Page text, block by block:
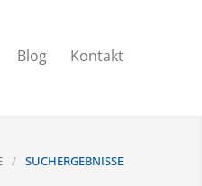
Blog Kontakt
/ SUCHERGEBNISSE